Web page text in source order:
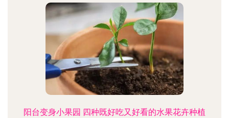
阳台变身小果园 四种既好吃又好看的水果花卉种植